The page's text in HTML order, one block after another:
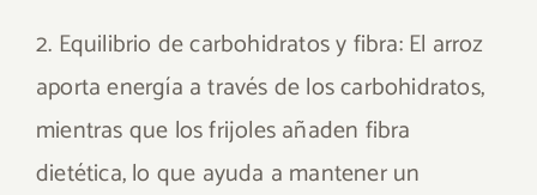
2. Equilibrio de carbohidratos y fibra: El arroz
aporta energía a través de los carbohidratos,
mientras que los frijoles añaden fibra
dietética, lo que ayuda a mantener un